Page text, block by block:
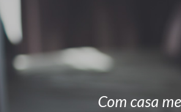
Com casa